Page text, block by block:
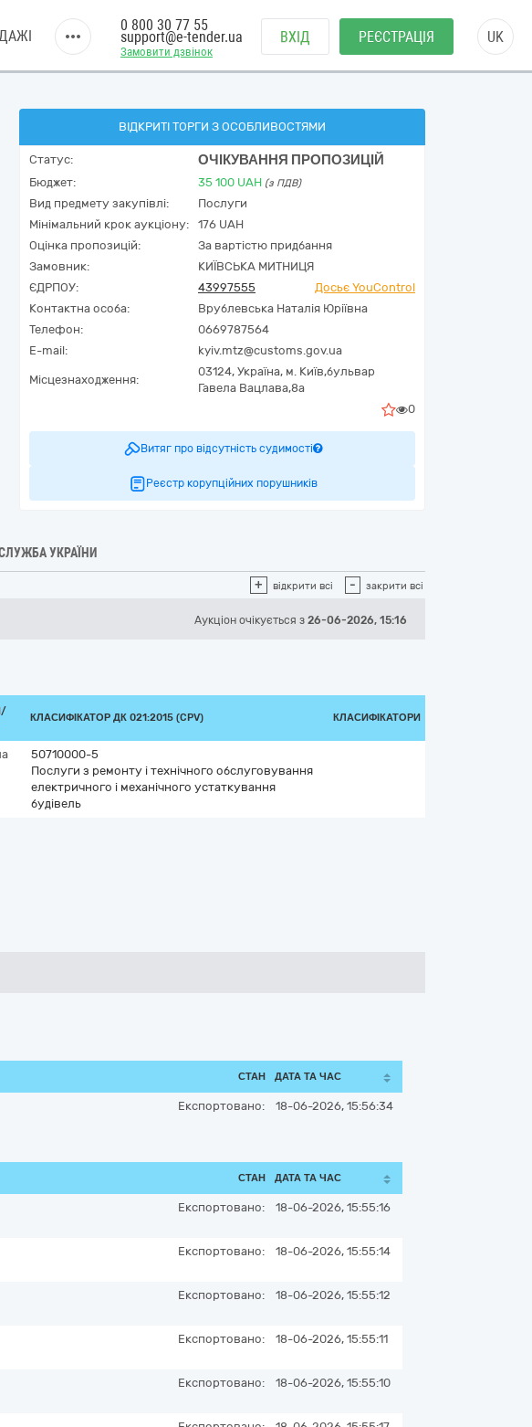
Замовити дзвінок
0 800 30 77 55
support@e-tender.ua ВХІД РЕЄСТРАЦІЯ UK
ВІДКРИТІ ТОРГИ З ОСОБЛИВОСТЯМИ
Статус: ОЧІКУВАННЯ ПРОПОЗИЦІЙ
Бюджет: 35 100 UAH (з ПДВ)
Вид предмету закупівлі:
Послуги
Мінімальний крок аукціону:
176 UAH
Оцінка пропозицій:
За вартістю придбання
Замовник:
КИЇВСЬКА МИТНИЦЯ
ЄДРПОУ:
43997555
Досьє YouControl
Контактна особа:
Врублевська Наталія Юріївна
Телефон:
0669787564
E-mail:
kyiv.mtz@customs.gov.ua
Місцезнаходження:
03124, Україна, м. Київ,бульвар
Гавела Вацлава,8а
0
Витяг про відсутність судимості
Реєстр корупційних порушників
УКРАЇНИ
+ відкрити всі - закрити всі
Аукціон очікується з 26-06-2026, 15:16
КЛАСИФІКАТОР ДК 021:2015 (CPV) КЛАСИФІКАТОРИ
50710000-5
Послуги з ремонту і технічного обслуговування
електричного і механічного устаткування
будівель
СТАН ДАТА ТА ЧАС
Експортовано: 18-06-2026, 15:56:34
СТАН ДАТА ТА ЧАС
Експортовано: 18-06-2026, 15:55:16
Експортовано: 18-06-2026, 15:55:14
Експортовано: 18-06-2026, 15:55:12
Експортовано: 18-06-2026, 15:55:11
Експортовано: 18-06-2026, 15:55:10